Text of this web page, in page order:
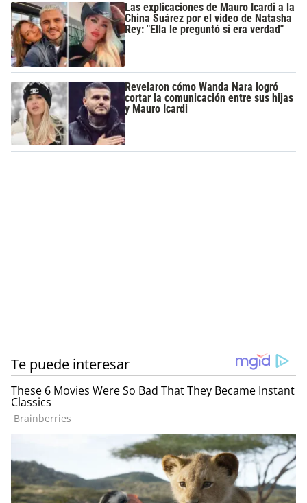
Las explicaciones de Mauro Icardi a la
China Suárez por el video de Natasha
Rey: "Ella le preguntó si era verdad"
Revelaron cómo Wanda Nara logró
cortar la comunicación entre sus hijas
y Mauro Icardi